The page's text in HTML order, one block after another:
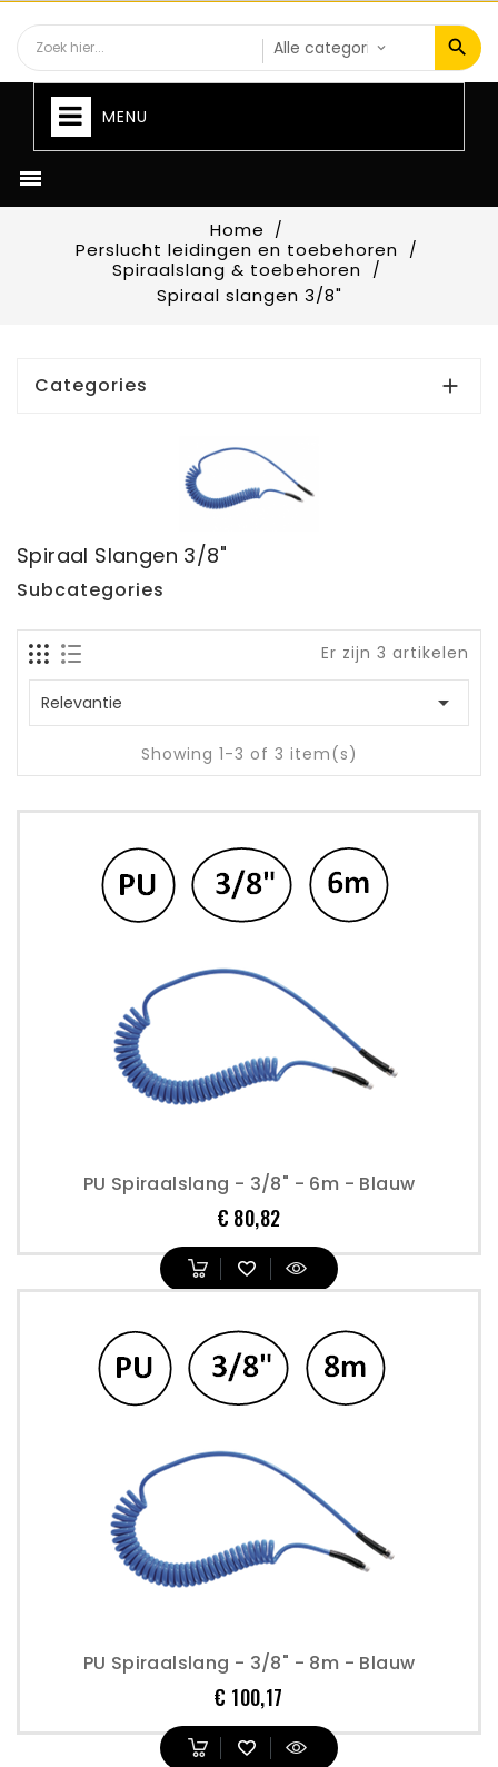
MENU

Home
Perslucht leidingen en toebehoren
Spiraalslang & toebehoren
Spiraal slangen 3/8"
Categories 
Spiraal Slangen 3/8"
Subcategories
Er zijn 3 artikelen
Relevantie 
Showing 1-3 of 3 item(s)
PU Spiraalslang - 3/8" - 6m - Blauw
€ 80,82Prijs
PU Spiraalslang - 3/8" - 8m - Blauw
€ 100,17